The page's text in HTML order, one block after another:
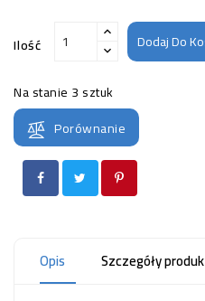
Ilość Dodaj Do
Na stanie 3 sztuk
Porównanie
Opis Szczegóły